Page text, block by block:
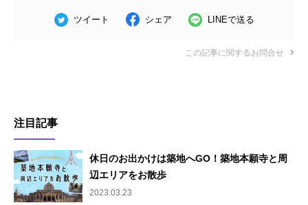
ツイート シェア LINEで送る
この記事に関するお問合せ
注目記事
休日のお出かけは築地へGO！築地本願寺と周
辺エリアをお散歩
2023.03.23